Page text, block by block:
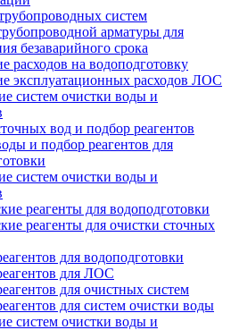
систем
арматуры для
безаварийного срока
расходов на водоподготовку
эксплуатационных расходов ЛОС
систем очистки воды и
вод и подбор реагентов
и подбор реагентов для
систем очистки воды и
реагенты для водоподготовки
реагенты для очистки сточных
для водоподготовки
для ЛОС
для очистных систем
для систем очистки воды
систем очистки воды и